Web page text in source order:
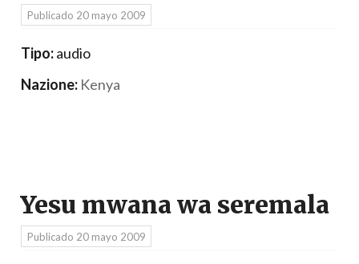
Publicado 20 mayo 2009
Tipo:audio
Nazione: Kenya
Yesu mwana wa seremala
Publicado 20 mayo 2009